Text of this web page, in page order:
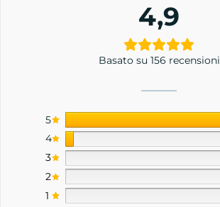
4,9
Basato su 156 recensioni
5
4
3
2
1